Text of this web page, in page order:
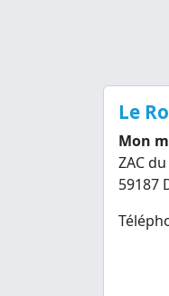
Le
Mon
ZAC
59187